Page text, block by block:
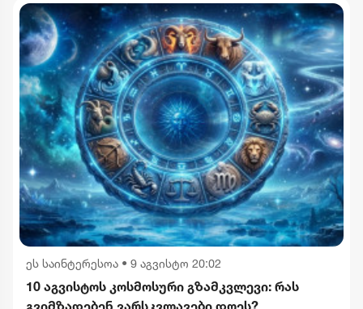
ეს საინტერესოა • 9 აგვისტო 20:02
10 აგვისტოს კოსმოსური გზამკვლევი: რას
გვიმზადებენ ვარსკვლავები დღეს?